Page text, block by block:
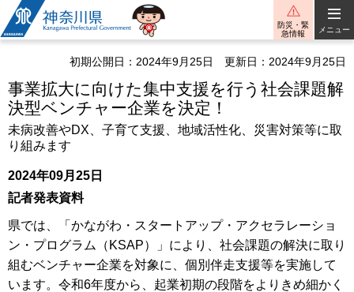
神奈川県
防災・緊
急情報
メニュー
初期公開日：2024年9月25日 更新日：2024年9月25日
事業拡大に向けた集中支援を行う社会課題解
決型ベンチャー企業を決定！
未病改善やDX、子育て支援、地域活性化、災害対策等に取
り組みます
2024年09月25日
記者発表資料
県では、「かながわ・スタートアップ・アクセラレーショ
ン・プログラム（KSAP）」により、社会課題の解決に取り
組むベンチャー企業を対象に、個別伴走支援等を実施して
います。令和6年度から、起業初期の段階をよりきめ細かく